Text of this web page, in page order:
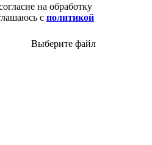
на обработку
с политикой
Выберите файл